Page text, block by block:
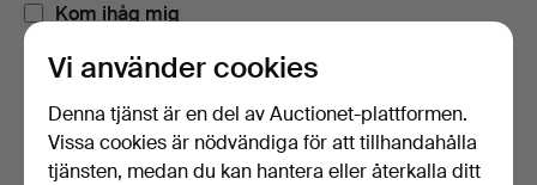
Kom ihåg mig
Logga in
eller logga in via Facebook här
Vi använder cookies
Denna tjänst är en del av Auctionet-plattformen.
Vissa cookies är nödvändiga för att tillhandahålla
tjänsten, medan du kan hantera eller återkalla ditt